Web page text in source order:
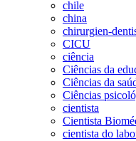
chile
china
chirurgien-
CICU
ciência
Ciências da
Ciências da
Ciências
cientista
Cientista
cientista do